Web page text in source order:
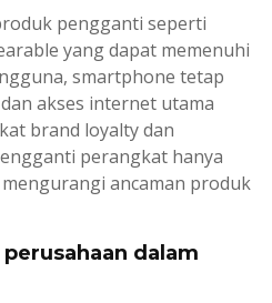
pengganti seperti
yang dapat memenuhi
smartphone tetap
akses internet utama
brand loyaltydan
perangkat hanya
ancaman produk
dalam